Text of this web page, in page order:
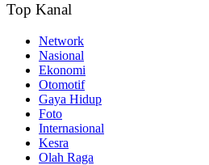
Top Kanal
Network
Nasional
Ekonomi
Otomotif
Gaya Hidup
Foto
Internasional
Kesra
Olah Raga